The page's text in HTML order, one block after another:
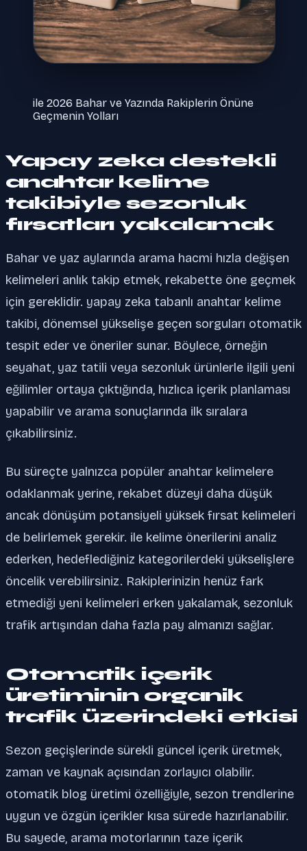
ile 2026 Bahar ve Yazında Rakiplerin Önüne
Geçmenin Yolları
Yapay zeka destekli
anahtar kelime
takibiyle sezonluk
fırsatları yakalamak
Bahar ve yaz aylarında arama hacmi hızla değişen
kelimeleri anlık takip etmek, rekabette öne geçmek
için gereklidir. yapay zeka tabanlı anahtar kelime
takibi, dönemsel yükselişe geçen sorguları otomatik
tespit eder ve öneriler sunar. Böylece, örneğin
seyahat, yaz tatili veya sezonluk ürünlerle ilgili yeni
eğilimler ortaya çıktığında, hızlıca içerik planlaması
yapabilir ve arama sonuçlarında ilk sıralara
çıkabilirsiniz.
Bu süreçte yalnızca popüler anahtar kelimelere
odaklanmak yerine, rekabet düzeyi daha düşük
ancak dönüşüm potansiyeli yüksek fırsat kelimeleri
de belirlemek gerekir. ile kelime önerilerini analiz
ederken, hedeflediğiniz kategorilerdeki yükselişlere
öncelik verebilirsiniz. Rakiplerinizin henüz fark
etmediği yeni kelimeleri erken yakalamak, sezonluk
trafik artışından daha fazla pay almanızı sağlar.
Otomatik içerik
üretiminin organik
trafik üzerindeki etkisi
Sezon geçişlerinde sürekli güncel içerik üretmek,
zaman ve kaynak açısından zorlayıcı olabilir.
otomatik blog üretimi özelliğiyle, sezon trendlerine
uygun ve özgün içerikler kısa sürede hazırlanabilir.
Bu sayede, arama motorlarının taze içerik